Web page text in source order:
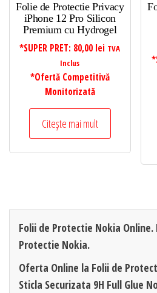
Folie de Protectie Privacy
iPhone 12 Pro Silicon
Premium cu Hydrogel
*SUPER PRET: 80,00 lei TVA
Inclus
*Ofertă Competitivă
Monitorizată
Citește mai mult
Folii de Protectie Nokia Online.
Protectie Nokia.
Oferta Online la Folii de
Sticla Securizata 9H Full Glue